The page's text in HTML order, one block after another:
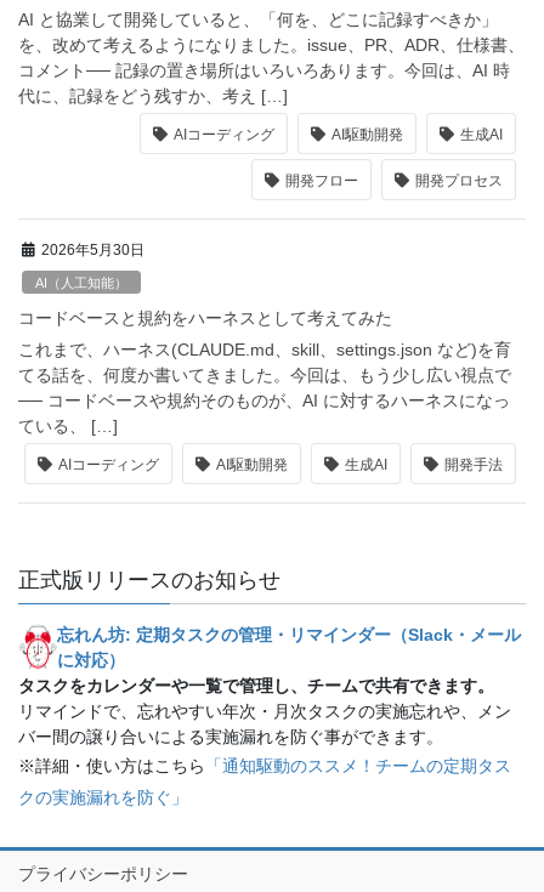
AI と協業して開発していると、「何を、どこに記録すべきか」
を、改めて考えるようになりました。issue、PR、ADR、仕様書、
コメント── 記録の置き場所はいろいろあります。今回は、AI 時
代に、記録をどう残すか、考え […]
AIコーディング AI駆動開発 生成AI
開発フロー 開発プロセス
2026年5月30日
AI（人工知能）
コードベースと規約をハーネスとして考えてみた
これまで、ハーネス(CLAUDE.md、skill、settings.json など)を育
てる話を、何度か書いてきました。今回は、もう少し広い視点で
── コードベースや規約そのものが、AI に対するハーネスになっ
ている、 […]
AIコーディング AI駆動開発 生成AI 開発手法
正式版リリースのお知らせ
忘れん坊: 定期タスクの管理・リマインダー（Slack・メール
に対応）
タスクをカレンダーや一覧で管理し、チームで共有できます。
リマインドで、忘れやすい年次・月次タスクの実施忘れや、メン
バー間の譲り合いによる実施漏れを防ぐ事ができます。
※詳細・使い方はこちら
「通知駆動のススメ！チームの定期タス
クの実施漏れを防ぐ」
プライバシーポリシー